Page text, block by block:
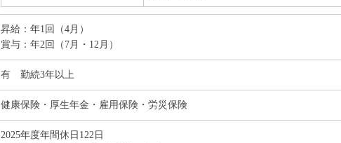
昇給：年1回（4月）
賞与：年2回（7月・12月）
有 勤続3年以上
健康保険・厚生年金・雇用保険・労災保険
2025年度年間休日122日